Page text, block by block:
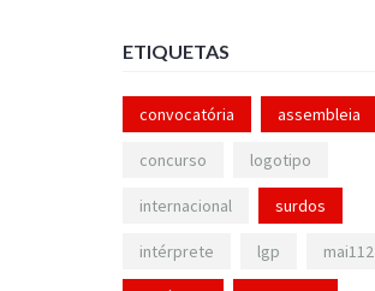
ETIQUETAS
convocatória assembleia
concurso logotipo
internacional surdos
intérprete lgp mai112